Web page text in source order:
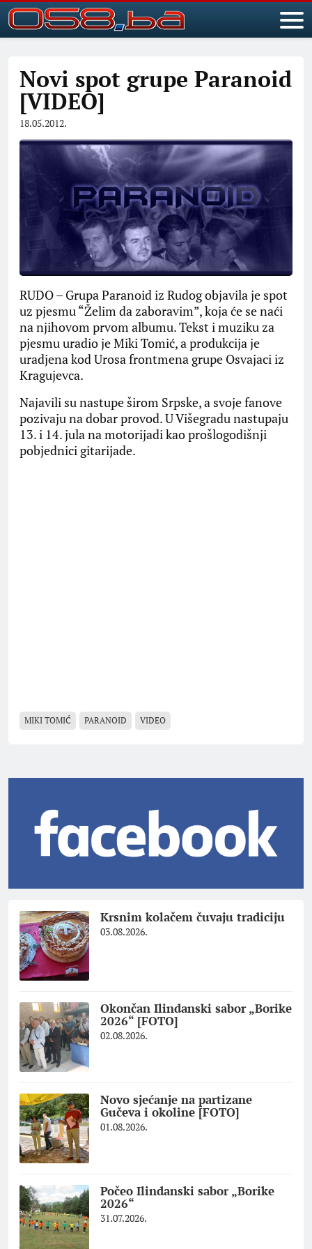
Novi spot grupe Paranoid
[VIDEO]
18.05.2012.
RUDO – Grupa Paranoid iz Rudog objavila je spot
uz pjesmu “Želim da zaboravim”, koja će se naći
na njihovom prvom albumu. Tekst i muziku za
pjesmu uradio je Miki Tomić, a produkcija je
uradjena kod Urosa frontmena grupe Osvajaci iz
Kragujevca.
Najavili su nastupe širom Srpske, a svoje fanove
pozivaju na dobar provod. U Višegradu nastupaju
13. i 14. jula na motorijadi kao prošlogodišnji
pobjednici gitarijade.
MIKI TOMIĆ PARANOID VIDEO
Krsnim kolačem čuvaju tradiciju
03.08.2026.
Okončan Ilindanski sabor „Borike
2026“ [FOTO]
02.08.2026.
Novo sjećanje na partizane
Gučeva i okoline [FOTO]
01.08.2026.
Počeo Ilindanski sabor „Borike
2026“
31.07.2026.